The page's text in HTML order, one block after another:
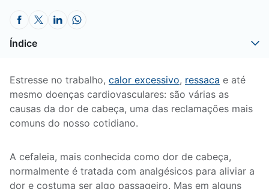
Índice
Estresse no trabalho, calor excessivo, ressaca e até
mesmo doenças cardiovasculares: são várias as
causas da dor de cabeça, uma das reclamações mais
comuns do nosso cotidiano.
A cefaleia, mais conhecida como dor de cabeça,
normalmente é tratada com analgésicos para aliviar a
dor e costuma ser algo passageiro. Mas em alguns